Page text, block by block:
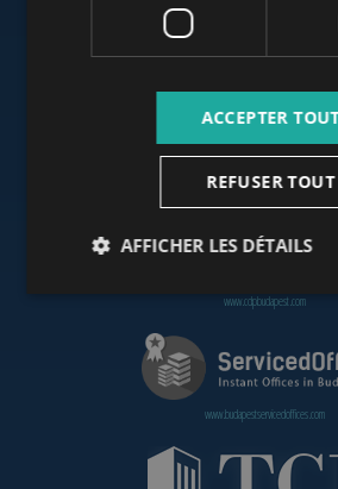
www.budapestoffices.net
www.cdpbudapest.com
www.budapestservicedoffices.com
ACCEPTER
REFUSER TOUT
AFFICHER LES DÉTAILS